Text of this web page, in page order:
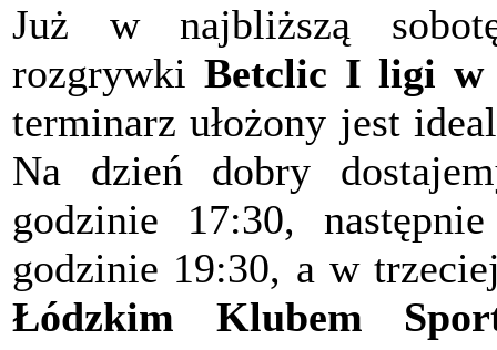
Już w najbliższą
rozgrywki Betclic I ligi w
terminarz ułożony jest
Na dzień dobry
godzinie 17:30,
godzinie 19:30, a w
Łódzkim Klubem